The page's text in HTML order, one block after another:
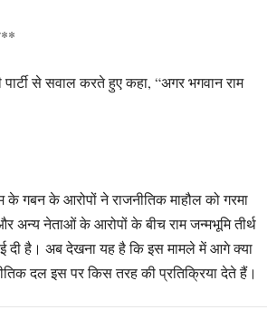
पार्टी से सवाल करते हुए कहा, “अगर भगवान राम
के गबन के आरोपों ने राजनीतिक माहौल को गरमा
अन्य नेताओं के आरोपों के बीच राम जन्मभूमि तीर्थ
दी है। अब देखना यह है कि इस मामले में आगे क्या
दल इस पर किस तरह की प्रतिक्रिया देते हैं।